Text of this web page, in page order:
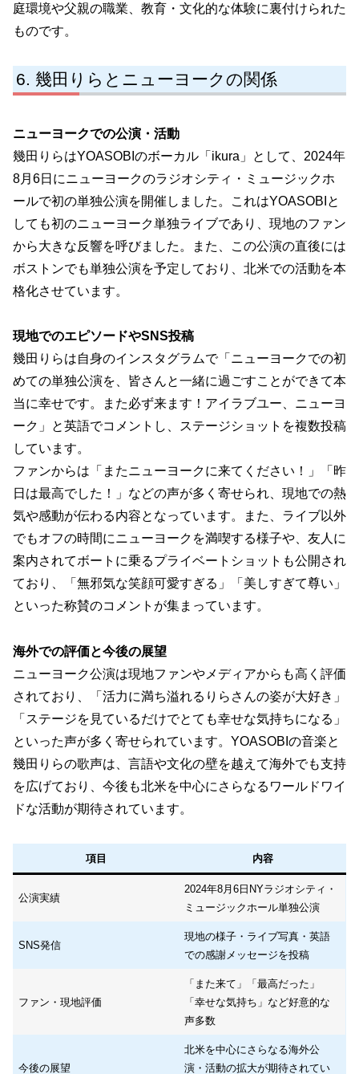
庭環境や父親の職業、教育・文化的な体験に裏付けられた
ものです。
幾田りらとニューヨークの関係
ニューヨークでの公演・活動
幾田りらはYOASOBIのボーカル「ikura」として、2024年
8月6日にニューヨークのラジオシティ・ミュージックホ
ールで初の単独公演を開催しました。これはYOASOBIと
しても初のニューヨーク単独ライブであり、現地のファン
から大きな反響を呼びました。また、この公演の直後には
ボストンでも単独公演を予定しており、北米での活動を本
格化させています。
現地でのエピソードやSNS投稿
幾田りらは自身のインスタグラムで「ニューヨークでの初
めての単独公演を、皆さんと一緒に過ごすことができて本
当に幸せです。また必ず来ます！アイラブユー、ニューヨ
ーク」と英語でコメントし、ステージショットを複数投稿
しています。
ファンからは「またニューヨークに来てください！」「昨
日は最高でした！」などの声が多く寄せられ、現地での熱
気や感動が伝わる内容となっています。また、ライブ以外
でもオフの時間にニューヨークを満喫する様子や、友人に
案内されてボートに乗るプライベートショットも公開され
ており、「無邪気な笑顔可愛すぎる」「美しすぎて尊い」
といった称賛のコメントが集まっています。
海外での評価と今後の展望
ニューヨーク公演は現地ファンやメディアからも高く評価
されており、「活力に満ち溢れるりらさんの姿が大好き」
「ステージを見ているだけでとても幸せな気持ちになる」
といった声が多く寄せられています。YOASOBIの音楽と
幾田りらの歌声は、言語や文化の壁を越えて海外でも支持
を広げており、今後も北米を中心にさらなるワールドワイ
ドな活動が期待されています。
項目 内容
公演実績
2024年8月6日NYラジオシティ・
ミュージックホール単独公演
SNS発信
現地の様子・ライブ写真・英語
での感謝メッセージを投稿
ファン・現地評価
「また来て」「最高だった」
「幸せな気持ち」など好意的な
声多数
今後の展望
北米を中心にさらなる海外公
演・活動の拡大が期待されてい